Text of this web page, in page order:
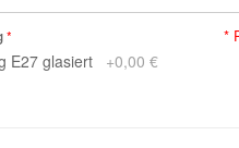
E27 glasiert +0,00 €
*